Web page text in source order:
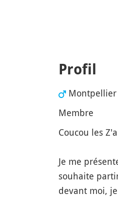
Profil
Montpellier
Membre
Coucou les
Je me
souhaite
devant moi,